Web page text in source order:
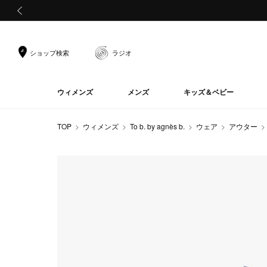
ショップ検索 ラジオ
ウィメンズ メンズ キッズ＆ベビー
TOP ウィメンズ To b. by agnès b. ウェア アウター